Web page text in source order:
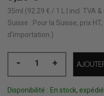
35ml (92.29 € / 1 L | incl. TVA &
Suisse : Pour la Suisse, prix
d'importation.)
- +
Disponibilité : En stock,